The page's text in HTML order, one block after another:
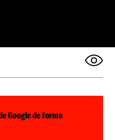
Google de forma